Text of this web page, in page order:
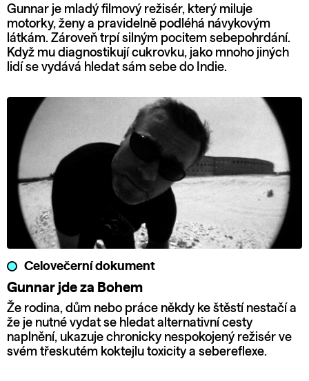
Gunnar je mladý filmový režisér, který miluje
motorky, ženy a pravidelně podléhá návykovým
látkám. Zároveň trpí silným pocitem sebepohrdání.
Když mu diagnostikují cukrovku, jako mnoho jiných
lidí se vydává hledat sám sebe do Indie.
Celovečerní dokument
Gunnar jde za Bohem
Že rodina, dům nebo práce někdy ke štěstí nestačí a
že je nutné vydat se hledat alternativní cesty
naplnění, ukazuje chronicky nespokojený režisér ve
svém třeskutém koktejlu toxicity a sebereflexe.